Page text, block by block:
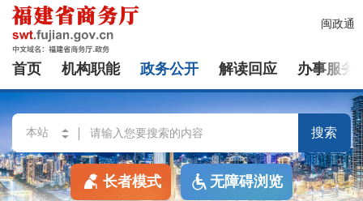
闽政通
首页 机构职能 政务公开 解读回应 办事服务
搜索
长者模式 无障碍浏览